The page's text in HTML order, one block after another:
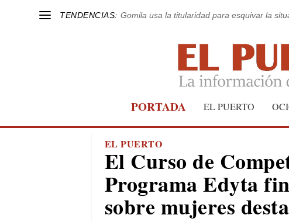
TENDENCIAS: Gomila usa la titularidad para esquivar la
PORTADA EL PUERTO
EL PUERTO
El Curso de
Programa Edyta
sobre mujeres